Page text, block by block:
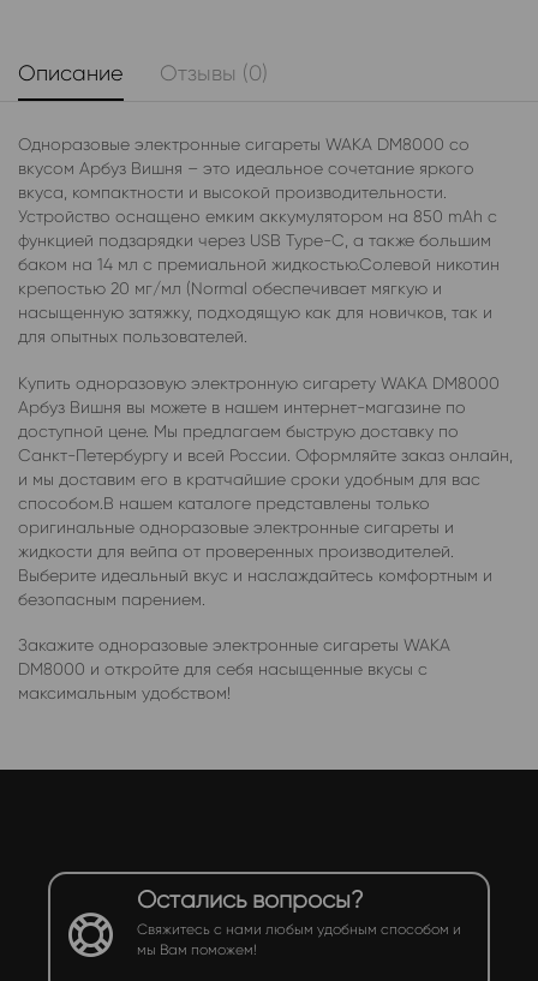
Описание Отзывы (0)
Одноразовые электронные сигареты WAKA DM8000 со
вкусом Арбуз Вишня – это идеальное сочетание яркого
вкуса, компактности и высокой производительности.
Устройство оснащено емким аккумулятором на 850 mAh с
функцией подзарядки через USB Type-C, а также большим
баком на 14 мл с премиальной жидкостью.Солевой никотин
крепостью 20 мг/мл (Normal обеспечивает мягкую и
насыщенную затяжку, подходящую как для новичков, так и
для опытных пользователей.
Купить одноразовую электронную сигарету WAKA DM8000
Арбуз Вишня вы можете в нашем интернет-магазине по
доступной цене. Мы предлагаем быструю доставку по
Санкт-Петербургу и всей России. Оформляйте заказ онлайн,
и мы доставим его в кратчайшие сроки удобным для вас
способом.В нашем каталоге представлены только
оригинальные одноразовые электронные сигареты и
жидкости для вейпа от проверенных производителей.
Выберите идеальный вкус и наслаждайтесь комфортным и
безопасным парением.
Закажите одноразовые электронные сигареты WAKA
DM8000 и откройте для себя насыщенные вкусы с
максимальным удобством!
Остались вопросы?
Свяжитесь с нами любым удобным способом и
мы Вам поможем!